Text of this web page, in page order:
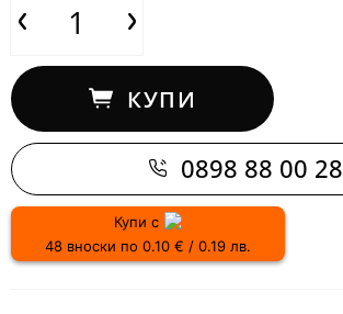
КУПИ
0898 88 00 28
Купи с
48 вноски по 0.10 € / 0.19 лв.